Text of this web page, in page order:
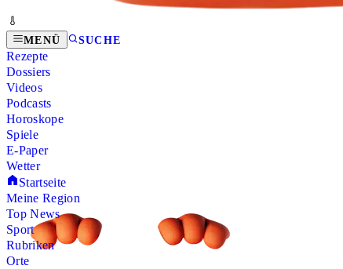
MENÜ SUCHE
Rezepte
Dossiers
Videos
Podcasts
Horoskope
Spiele
E-Paper
Wetter
Startseite
Meine Region
Top News
Sport
Rubriken
Orte